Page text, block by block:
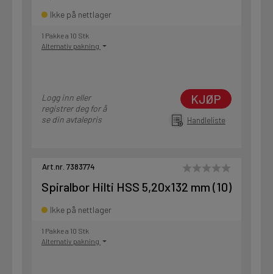
Ikke på nettlager
1 Pakke a 10 Stk
Alternativ pakning
Logg inn eller
registrer deg for å
se din avtalepris
KJØP
Handleliste
Art.nr. 7383774
Spiralbor Hilti HSS 5,20x132 mm (10)
Ikke på nettlager
1 Pakke a 10 Stk
Alternativ pakning